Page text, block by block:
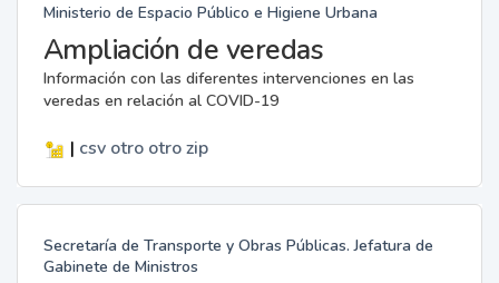
Ministerio de Espacio Público e Higiene Urbana
Ampliación de veredas
Información con las diferentes intervenciones en las
veredas en relación al COVID-19
| csv otro otro zip
Secretaría de Transporte y Obras Públicas. Jefatura de
Gabinete de Ministros